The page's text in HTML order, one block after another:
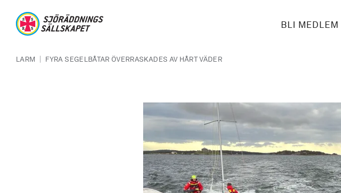
BLI MEDLEM
LARM | FYRA SEGELBÅTAR ÖVERRASKADES AV HÅRT VÄDER